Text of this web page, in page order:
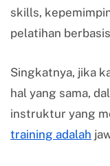
skills,
pelatihan
Singkatnya, jika
hal yang sama,
instruktur yang
training adalah